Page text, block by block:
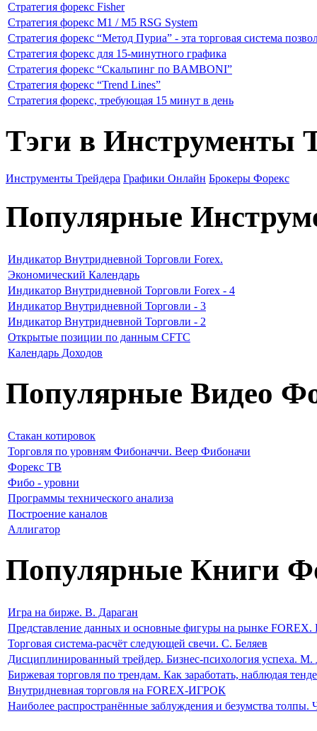
Стратегия форекс Fisher
Стратегия форекс M1 / M5 RSG System
Стратегия форекс “Метод Пуриа” - эта торговая система
Стратегия форекс для 15-минутного графика
Стратегия форекс “Скальпинг по BAMBONI”
Стратегия форекс “Trend Lines”
Стратегия форекс, требующая 15 минут в день
Тэги в Инструменты
Инструменты Трейдера Графики Онлайн Брокеры Форекс
Популярные
Индикатор Внутридневной Торговли Forex.
Экономический Календарь
Индикатор Внутридневной Торговли Forex - 4
Индикатор Внутридневной Торговли - 3
Индикатор Внутридневной Торговли - 2
Открытые позиции по данным CFTC
Календарь Доходов
Популярные Видео
Стакан котировок
Торговля по уровням Фибоначчи. Веер Фибоначи
Форекс ТВ
Фибо - уровни
Программы технического анализа
Построение каналов
Аллигатор
Популярные Книги
Игра на бирже. В. Дараган
Представление данных и основные фигуры на рынке
Торговая система-расчёт следующей свечи. С. Беляев
Дисциплинированный трейдер. Бизнес-психология успеха. М.
Биржевая торговля по трендам. Как заработать, наблюдая
Внутридневная торговля на FOREX-ИГРОК
Наиболее распространённые заблуждения и безумства толпы.